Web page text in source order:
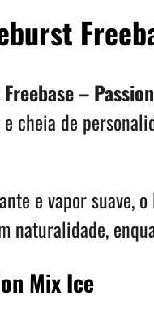
–
cheia de
e vapor suave,
naturalidade,
Mix Ice